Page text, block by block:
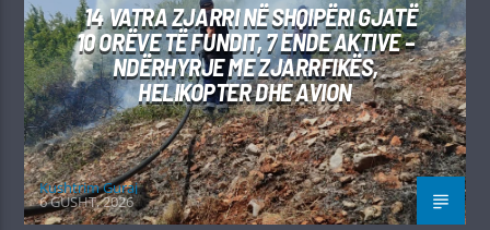
14 VATRA ZJARRI NË SHQIPËRI GJATË
10 ORËVE TË FUNDIT, 7 ENDE AKTIVE –
NDËRHYRJE ME ZJARRFIKËS,
HELIKOPTER DHE AVION
Kushtrim Guraj
6 GUSHT, 2026